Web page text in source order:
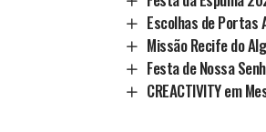
Escolhas de Portas
Missão Recife do
Festa de Nossa
CREACTIVITY em